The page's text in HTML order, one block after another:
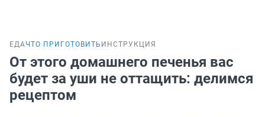
ЕДАЧТО ПРИГОТОВИТЬ ИНСТРУКЦИЯ
От этого домашнего печенья вас
будет за уши не оттащить: делимся
рецептом